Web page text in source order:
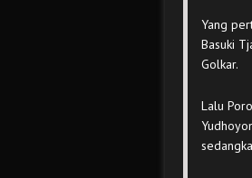
Yang
Basuki
Golkar.
Lalu